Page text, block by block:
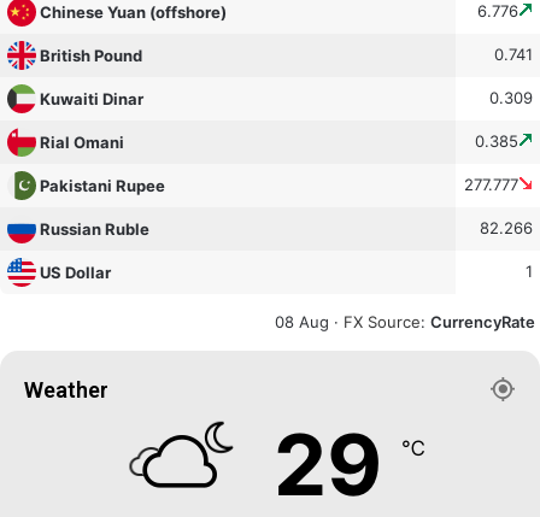
Chinese Yuan (offshore) 6.776
British Pound 0.741
Kuwaiti Dinar 0.309
Rial Omani 0.385
Pakistani Rupee 277.777
Russian Ruble 82.266
US Dollar 1
08 Aug · FX Source: CurrencyRate
Weather
29 ℃